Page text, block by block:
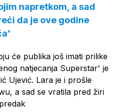
napretkom, a sad
da je ove godine
će publika još imati prilike
natjecanja Superstar' je
Ujević. Lara je i prošle
a sad se vratila pred žiri